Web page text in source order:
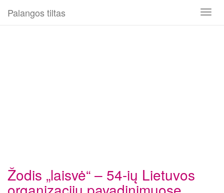
Toggle
Palangos tiltas
Žodis „laisvė“ – 54-ių Lietuvos